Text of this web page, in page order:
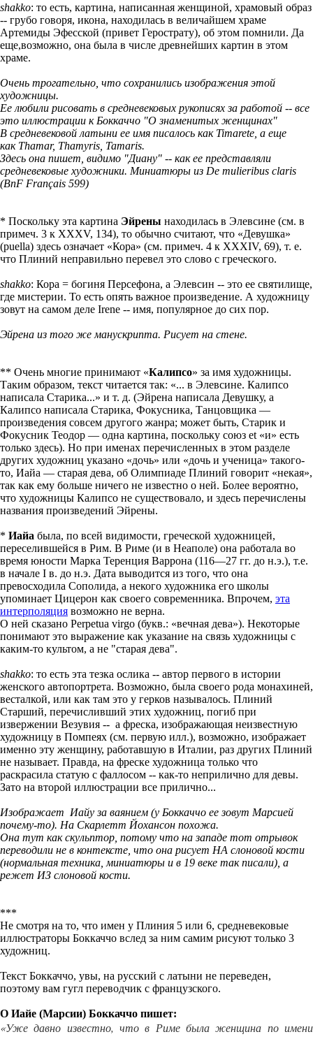
shakko: то есть, картина, написанная женщиной, храмовый образ
-- грубо говоря, икона, находилась в величайшем храме
Артемиды Эфесской (привет Герострату), об этом помнили. Да
еще,возможно, она была в числе древнейших картин в этом
храме.
Очень трогательно, что сохранились изображения этой
художницы.
Ее любили рисовать в средневековых рукописях за работой -- все
это иллюстрации к Боккаччо "О знаменитых женщинах"
В средневековой латыни ее имя писалось как Timarete, а еще
как Thamar, Thamyris, Tamaris.
Здесь она пишет, видимо "Диану" -- как ее представляли
средневековые художники. Миниатюры из De mulieribus claris
(BnF Français 599)
* Поскольку эта картина Эйрены находилась в Элевсине (см. в
примеч. 3 к XXXV, 134), то обычно считают, что «Девушка»
(puella) здесь означает «Кора» (см. примеч. 4 к XXXIV, 69), т. е.
что Плиний неправильно перевел это слово с греческого.
shakko: Кора = богиня Персефона, а Элевсин -- это ее святилище,
где мистерии. То есть опять важное произведение. А художницу
зовут на самом деле Irene -- имя, популярное до сих пор.
Эйрена из того же манускрипта. Рисует на стене.
** Очень многие принимают «Калипсо» за имя художницы.
Таким образом, текст читается так: «... в Элевсине. Калипсо
написала Старика...» и т. д. (Эйрена написала Девушку, а
Калипсо написала Старика, Фокусника, Танцовщика —
произведения совсем другого жанра; может быть, Старик и
Фокусник Теодор — одна картина, поскольку союз et «и» есть
только здесь). Но при именах перечисленных в этом разделе
других художниц указано «дочь» или «дочь и ученица» такого-
то, Иайа — старая дева, об Олимпиаде Плиний говорит «некая»,
так как ему больше ничего не известно о ней. Более вероятно,
что художницы Калипсо не существовало, и здесь перечислены
названия произведений Эйрены.
* Иайа была, по всей видимости, греческой художницей,
переселившейся в Рим. В Риме (и в Неаполе) она работала во
время юности Марка Теренция Варрона (116—27 гг. до н.э.), т.е.
в начале I в. до н.э. Дата выводится из того, что она
превосходила Сополида, а некого художника его школы
упоминает Цицерон как своего современника. Впрочем, эта
интерполяция возможно не верна.
О ней сказано Perpetua virgo (букв.: «вечная дева»). Некоторые
понимают это выражение как указание на связь художницы с
каким-то культом, а не "старая дева".
shakko: то есть эта тезка ослика -- автор первого в истории
женского автопортрета. Возможно, была своего рода монахиней,
весталкой, или как там это у герков называлось. Плиний
Старший, перечисливший этих художниц, погиб при
извержении Везувия -- а фреска, изображающая неизвестную
художницу в Помпеях (см. первую илл.), возможно, изображает
именно эту женщину, работавшую в Италии, раз других Плиний
не называет. Правда, на фреске художница только что
раскрасила статую с фаллосом -- как-то неприлично для девы.
Зато на второй иллюстрации все прилично...
Изображает Иайу за ваянием (у Боккаччо ее зовут Марсией
почему-то). На Скарлетт Йохансон похожа.
Она тут как скульптор, потому что на западе тот отрывок
переводили не в контексте, что она рисует НА слоновой кости
(нормальная техника, миниатюры и в 19 веке так писали), а
режет ИЗ слоновой кости.
***
Не смотря на то, что имен у Плиния 5 или 6, средневековые
иллюстраторы Боккаччо вслед за ним самим рисуют только 3
художниц.
Текст Боккаччо, увы, на русский с латыни не переведен,
поэтому вам гугл переводчик с французского.
О Иайе (Марсии) Боккаччо пишет:
«Уже давно известно, что в Риме была женщина по имени